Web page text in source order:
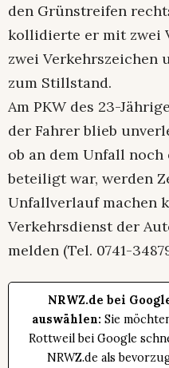
den Grünstreifen
kollidierte er mit zwei
zwei Verkehrszeichen
zum Stillstand.
Am PKW des 23-
der Fahrer blieb
ob an dem Unfall
beteiligt war, werden
Unfallverlauf machen
Verkehrsdienst der
melden (Tel. 0741-
NRWZ.de bei
auswählen: Sie
Rottweil bei Google
NRWZ.de als